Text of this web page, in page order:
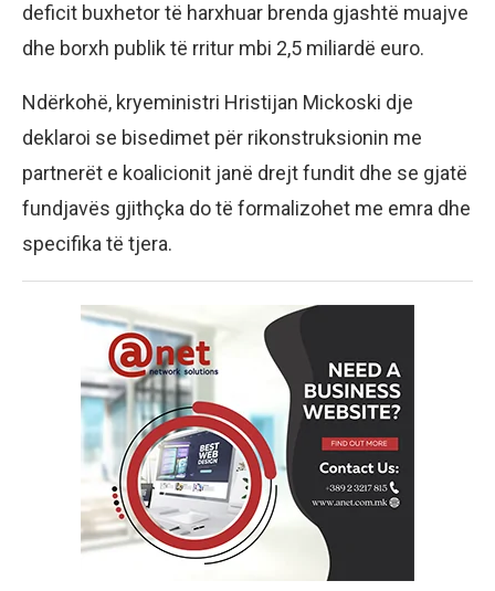
deficit buxhetor të harxhuar brenda gjashtë muajve
dhe borxh publik të rritur mbi 2,5 miliardë euro.
Ndërkohë, kryeministri Hristijan Mickoski dje
deklaroi se bisedimet për rikonstruksionin me
partnerët e koalicionit janë drejt fundit dhe se gjatë
fundjavës gjithçka do të formalizohet me emra dhe
specifika të tjera.